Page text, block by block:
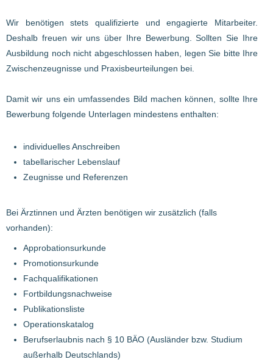
Wir benötigen stets qualifizierte und engagierte Mitarbeiter.
Deshalb freuen wir uns über Ihre Bewerbung. Sollten Sie Ihre
Ausbildung noch nicht abgeschlossen haben, legen Sie bitte Ihre
Zwischenzeugnisse und Praxisbeurteilungen bei.
Damit wir uns ein umfassendes Bild machen können, sollte Ihre
Bewerbung folgende Unterlagen mindestens enthalten:
individuelles Anschreiben
tabellarischer Lebenslauf
Zeugnisse und Referenzen
Bei Ärztinnen und Ärzten benötigen wir zusätzlich (falls
vorhanden):
Approbationsurkunde
Promotionsurkunde
Fachqualifikationen
Fortbildungsnachweise
Publikationsliste
Operationskatalog
Berufserlaubnis nach § 10 BÄO (Ausländer bzw. Studium
außerhalb Deutschlands)